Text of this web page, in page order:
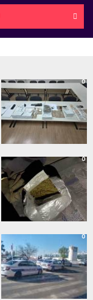
0
0
0